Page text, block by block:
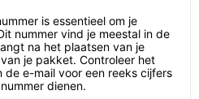
is essentieel om je
nummer vind je meestal in de
na het plaatsen van je
je pakket. Controleer het
e-mail voor een reeks cijfers
dienen.